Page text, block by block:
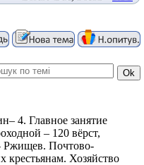
4. Главное занятие
– 120 вёрст,
Ржищев. Почтово-
крестьянам. Хозяйство